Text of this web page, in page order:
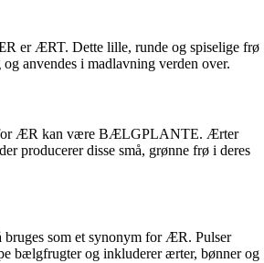
er ÆRT. Dette lille, runde og spiselige frø
anvendes i madlavning verden over.
for ÆR kan være BÆLGPLANTE. Ærter
producerer disse små, grønne frø i deres
som et synonym for ÆR. Pulser
bælgfrugter og inkluderer ærter, bønner og